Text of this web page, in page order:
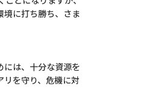
境に打ち勝ち、さま
には、十分な資源を
リを守り、危機に対